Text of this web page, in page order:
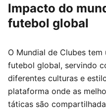
Impacto do
futebol global
O Mundial de Clubes
futebol global, servindo
diferentes culturas e
plataforma onde as
táticas são